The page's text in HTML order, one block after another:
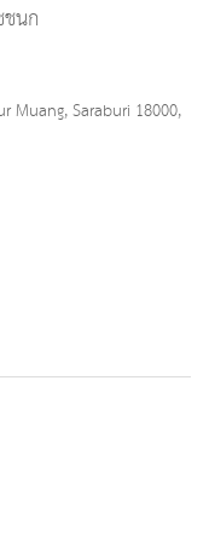
นก
Muang, Saraburi 18000,